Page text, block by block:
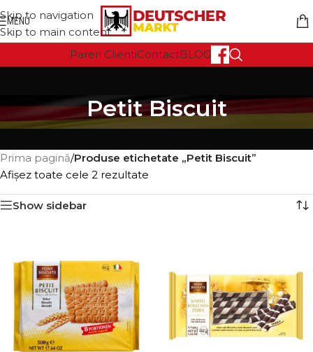
Skip to navigation
Skip to main content
MENU
Pareri ClientiContactBLOG
Petit Biscuit
Prima pagină/Produse etichetate „Petit Biscuit”
Afișez toate cele 2 rezultate
Show sidebar